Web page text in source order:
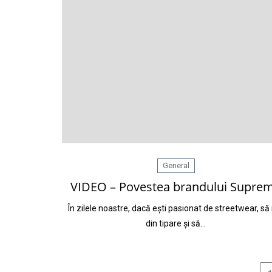
General
VIDEO – Povestea brandului
În zilele noastre, dacă ești pasionat de streetwear, să
din tipare și să…